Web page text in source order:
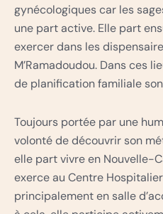
gynécologiques car les
une part active. Elle part
exercer dans les
M’Ramadoudou. Dans ces
de planification familiale
Toujours portée par une
volonté de découvrir son
elle part vivre en Nouvelle-
exerce au Centre
principalement en salle